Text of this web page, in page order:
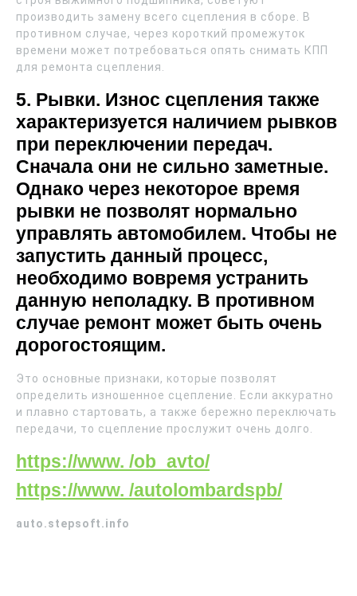
производить замену всего сцепления в сборе. В
противном случае, через короткий промежуток
времени может потребоваться опять снимать КПП
для ремонта сцепления.
5. Рывки. Износ сцепления также
характеризуется наличием рывков
при переключении передач.
Сначала они не сильно заметные.
Однако через некоторое время
рывки не позволят нормально
управлять автомобилем. Чтобы не
запустить данный процесс,
необходимо вовремя устранить
данную неполадку. В противном
случае ремонт может быть очень
дорогостоящим.
Это основные признаки, которые позволят
определить изношенное сцепление. Если аккуратно
и плавно стартовать, а также бережно переключать
передачи, то сцепление прослужит очень долго.
https://www. /ob_avto/
https://www. /autolombardspb/
auto.stepsoft.info